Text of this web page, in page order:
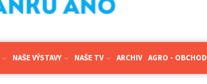
NAŠE VÝSTAVY NAŠE TV ARCHIV AGRO - OBCHOD